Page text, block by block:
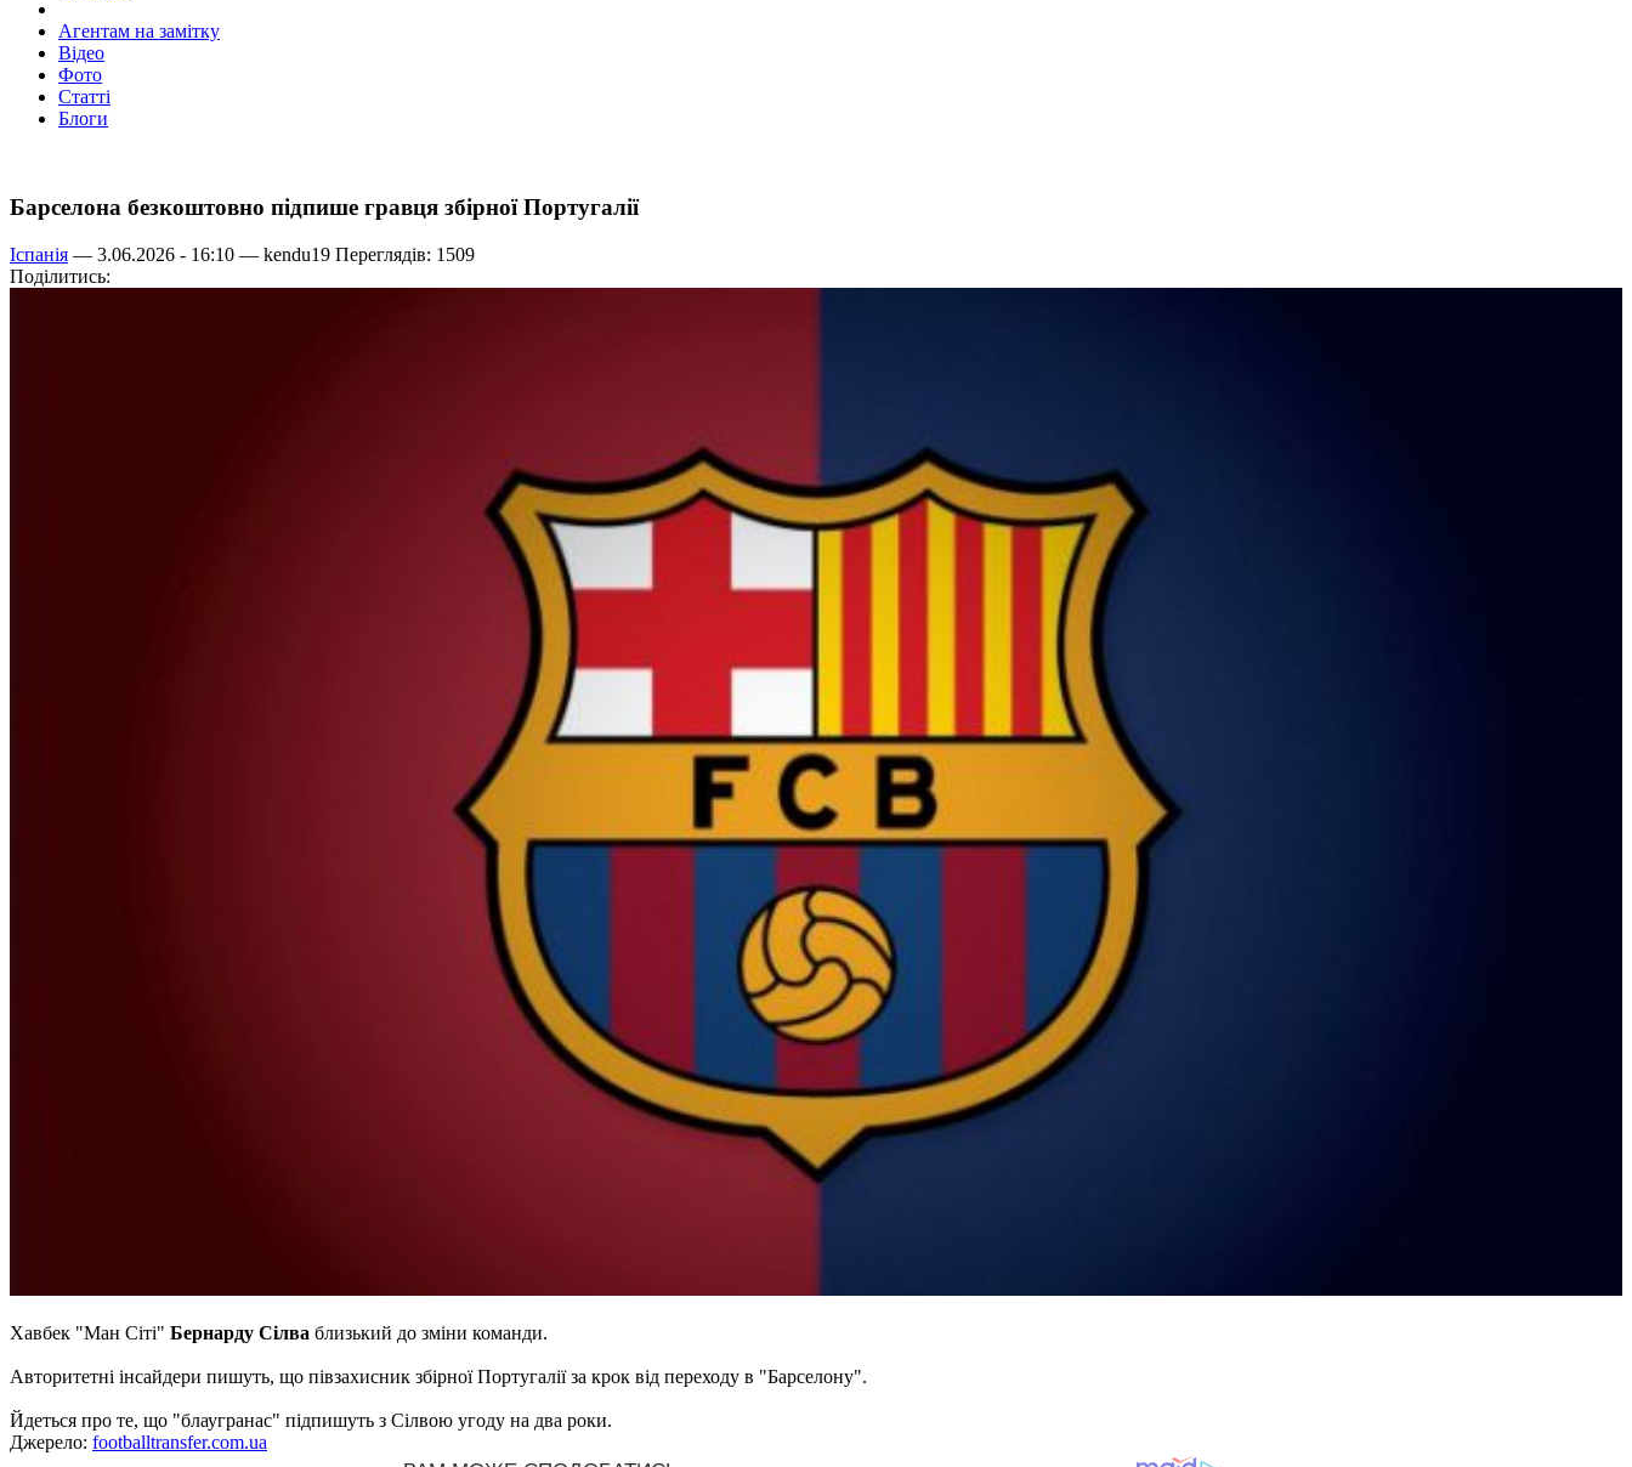
Агентам на замітку
Відео
Фото
Статті
Блоги
Барселона безкоштовно підпише гравця збірної Португалії
Іспанія — 3.06.2026 - 16:10 — kendu19 Переглядів: 1509
Поділитись:
Хавбек "Ман Сіті" Бернарду Сілва близький до зміни команди.
Авторитетні інсайдери пишуть, що півзахисник збірної Португалії за крок від переходу в "Барселону".
Йдеться про те, що "блаугранас" підпишуть з Сілвою угоду на два роки.
Джерело: footballtransfer.com.ua